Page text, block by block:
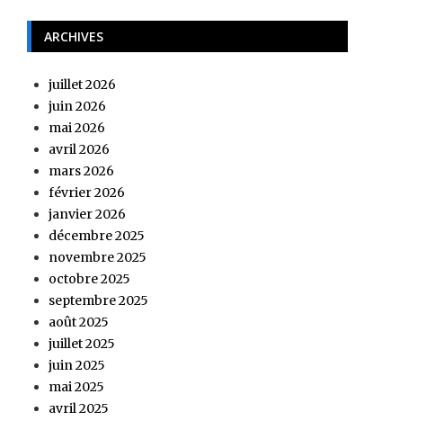
ARCHIVES
juillet 2026
juin 2026
mai 2026
avril 2026
mars 2026
février 2026
janvier 2026
décembre 2025
novembre 2025
octobre 2025
septembre 2025
août 2025
juillet 2025
juin 2025
mai 2025
avril 2025